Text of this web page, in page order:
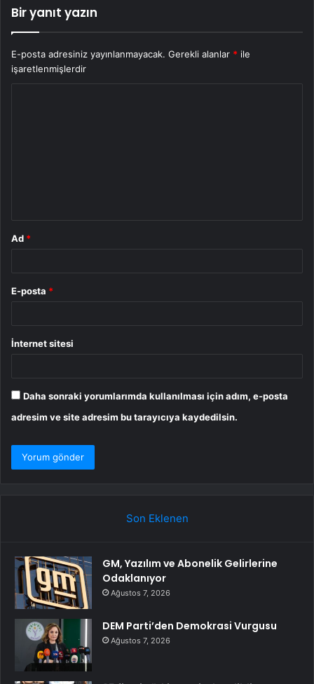
Bir yanıt yazın
E-posta adresiniz yayınlanmayacak. Gerekli alanlar * ile
işaretlenmişlerdir
Ad *
E-posta *
İnternet sitesi
Daha sonraki yorumlarımda kullanılması için adım, e-posta
adresim ve site adresim bu tarayıcıya kaydedilsin.
Son Eklenen
GM, Yazılım ve Abonelik Gelirlerine
Odaklanıyor
Ağustos 7, 2026
DEM Parti’den Demokrasi Vurgusu
Ağustos 7, 2026